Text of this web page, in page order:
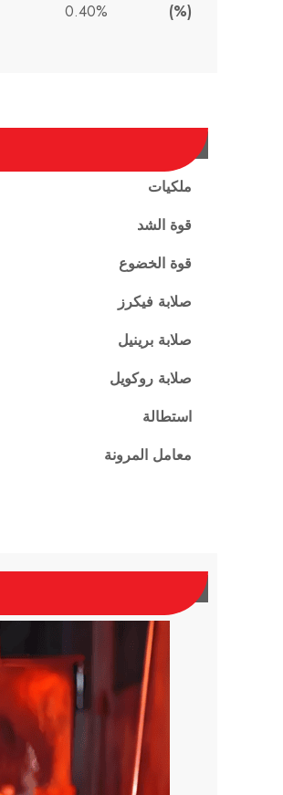
(%)
0.40%
ملكيات
قوة الشد
قوة الخضوع
صلابة فيكرز
صلابة برينيل
صلابة روكويل
استطالة
معامل المرونة